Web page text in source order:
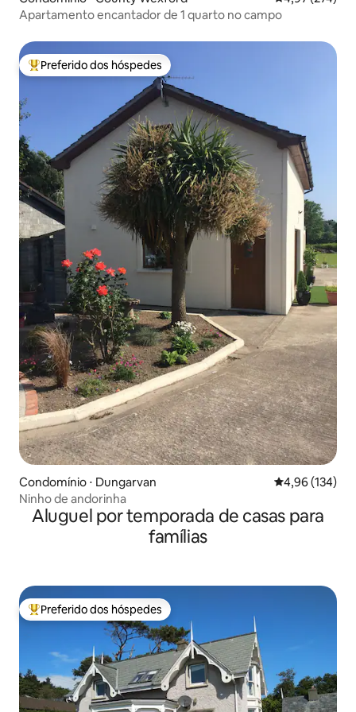
Apartamento encantador de 1 quarto no campo
Entre os melhores preferidos dos hóspedes
Preferido dos hóspedes
Condomínio ⋅ Dungarvan 4,96 de uma
4,96 (134)
Ninho de andorinha
Aluguel por temporada de casas para
famílias
Entre os melhores preferidos dos hóspedes
Preferido dos hóspedes